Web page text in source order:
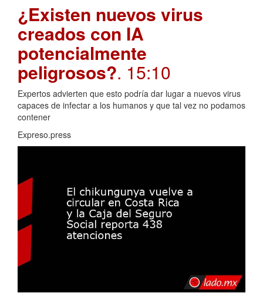
¿Existen nuevos virus
creados con IA
potencialmente
peligrosos?. 15:10
Expertos advierten que esto podría dar lugar a nuevos virus
capaces de infectar a los humanos y que tal vez no podamos
contener
Expreso.press